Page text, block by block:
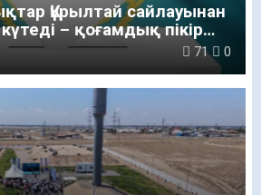
Құрылтай сайлауынан
– қоғамдық пікір
71 0